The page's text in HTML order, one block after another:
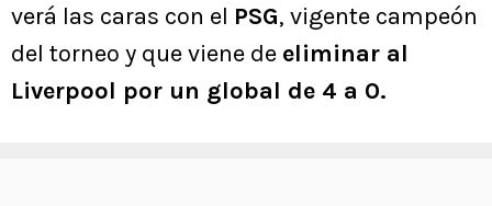
verá las caras con el PSG, vigente campeón
del torneo y que viene de eliminar al
Liverpool por un global de 4 a 0.